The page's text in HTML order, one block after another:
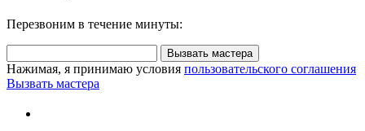
Перезвоним в течение минуты:
Вызвать мастера
Нажимая, я принимаю условия пользовательского соглашения
Вызвать мастера